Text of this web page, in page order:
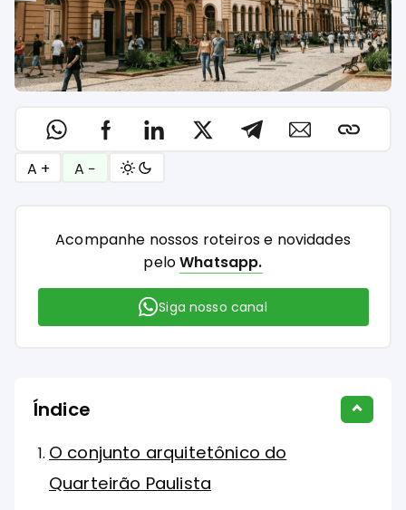
A + A −
Acompanhe nossos roteiros e novidades
peloWhatsapp.
Siga nosso canal
Índice
O conjunto arquitetônico do
Quarteirão Paulista